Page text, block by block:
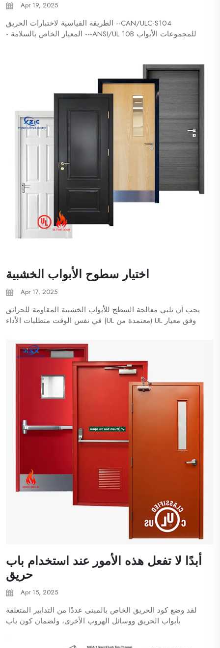
Apr 19, 2025
CAN/ULC-S104-- الطريقة القياسية لاختبارات الحريق
للمجموعات الأبواب ANSI/UL 10B--- المعيار الخاص بالسلامة -
NFPA 252-- الطرق القياسية لاختبارات الحريق ل...
اختيار سطوح الأبواب الخشبية
Apr 17, 2025
يجب أن تلبي معالجة السطح للأبواب الخشبية المقاومة للحرائق
وفق معيار UL (معتمدة من UL) في نفس الوقت متطلبات الأداء
أبدًا لا تفعل هذه الأمور عند استخدام باب
حريق
Apr 15, 2025
لقد وضع كود الحريق الخاص بالمبنى عددًا من التدابير المتعلقة
بأبواب الحريق ووسائل الهروب الأخرى، ولضمان كون باب